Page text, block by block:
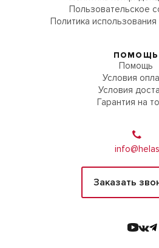
Пользовательское
Политика
ПОМОЩЬ
Помощь
Условия
Условия
Гарантия на
Заказать